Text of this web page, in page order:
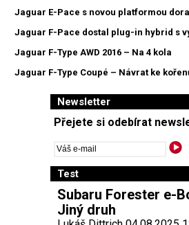
Jaguar E-Pace s novou platformou
Jaguar F-Pace dostal plug-in hybrid s
Jaguar F-Type AWD 2016 – Na 4 kola
Jaguar F-Type Coupé – Návrat ke
Newsletter
Přejete si odebírat
Test
Subaru Forester e-
Jiný druh